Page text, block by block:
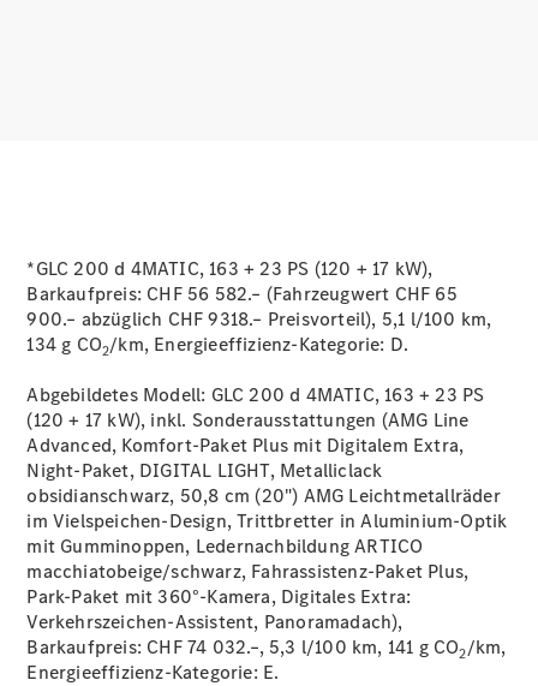
Versicherung
Mercedes-
Benz Rent
Mercedes-
Benz Apps
2G und 3G
Netzabschaltung
Betriebsanleitungen
Support &
Kontakt
*GLC 200 d 4MATIC, 163 + 23 PS (120 + 17 kW),
Barkaufpreis: CHF 56 582.– (Fahrzeugwert CHF 65
900.– abzüglich CHF 9318.– Preisvorteil), 5,1 l/100 km,
134 g CO2/km, Energieeffizienz-Kategorie: D.
Abgebildetes Modell: GLC 200 d 4MATIC, 163 + 23 PS
(120 + 17 kW), inkl. Sonderausstattungen (AMG Line
Advanced, Komfort-Paket Plus mit Digitalem Extra,
Night-Paket, DIGITAL LIGHT, Metalliclack
obsidianschwarz, 50,8 cm (20") AMG Leichtmetallräder
im Vielspeichen-Design, Trittbretter in Aluminium-Optik
mit Gumminoppen, Ledernachbildung ARTICO
macchiatobeige/schwarz, Fahrassistenz-Paket Plus,
Park-Paket mit 360°-Kamera, Digitales Extra:
Verkehrszeichen-Assistent, Panoramadach),
Barkaufpreis: CHF 74 032.–, 5,3 l/100 km, 141 g CO2/km,
Energieeffizienz-Kategorie: E.